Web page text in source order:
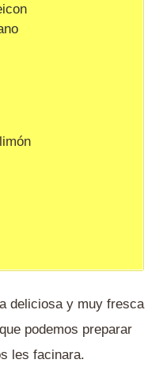
deliciosa y muy fresca
podemos preparar
les facinara.